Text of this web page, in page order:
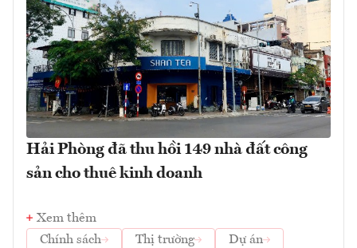
Hải Phòng đã thu hồi 149 nhà đất công
sản cho thuê kinh doanh
Xem thêm
Chính sách
Thị trường
Dự án